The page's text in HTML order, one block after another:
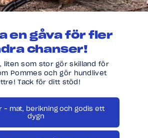
en gåva för fler
chanser!
liten som stor gör skilland för
Pommes och gör hundlivet
Tack för ditt stöd!
– mat, berikning och godis ett
dygn